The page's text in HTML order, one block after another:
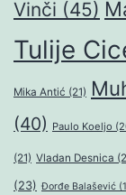
Vinči (45)
Tulije
Mika Antić (21)
(40) Paulo Koeljo
(21) Vladan Desnica
(23) Đorđe Balašević